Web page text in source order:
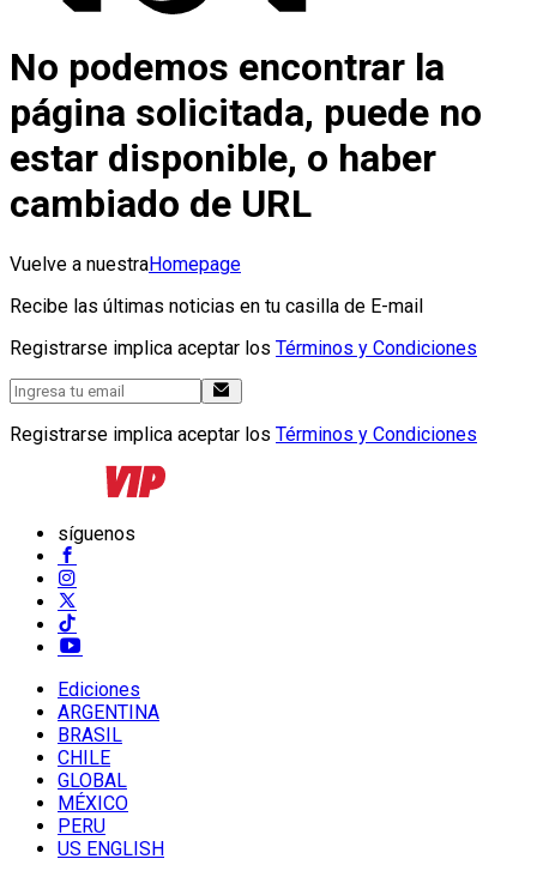
No podemos encontrar la
página solicitada, puede no
estar disponible, o haber
cambiado de URL
Vuelve a nuestraHomepage
Recibe las últimas noticias en tu casilla de E-mail
Registrarse implica aceptar los Términos y Condiciones
Registrarse implica aceptar los Términos y Condiciones
síguenos
Ediciones
ARGENTINA
BRASIL
CHILE
GLOBAL
MÉXICO
PERU
US ENGLISH